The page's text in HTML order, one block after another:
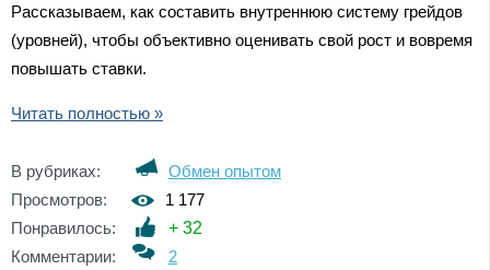
Рассказываем, как составить внутреннюю систему грейдов
(уровней), чтобы объективно оценивать свой рост и вовремя
повышать ставки.
Читать полностью »
В рубриках:
Обмен опытом
Просмотров:
1 177
Понравилось:
+ 32
Комментарии:
2